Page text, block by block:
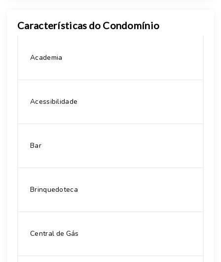
Características do Condomínio
Academia
Acessibilidade
Bar
Brinquedoteca
Central de Gás